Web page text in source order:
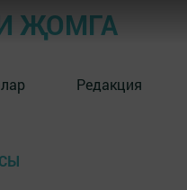
ҖОМГА
Редакция